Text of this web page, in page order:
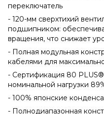
переключатель
- 120-мм сверхтихий
подшипником:
вращения, что снижает
- Полная модульная
кабелями для
- Сертификация 80
номинальной нагрузки
- 100% японские
- Полнодиапазонная